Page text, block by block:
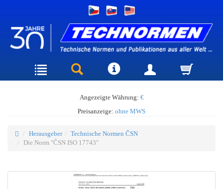
Angezeigte Währung: €
Preisanzeige: ohne MWS
Herausgeber
Technische Normen ČSN
Die Norm "ČSN ISO 17743"